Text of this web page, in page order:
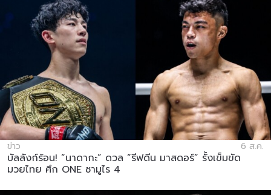
ข่าว 6 ส.ค.
บัลลังก์ร้อน! “นาดากะ” ดวล “รีฟดีน มาสดอร์” รั้งเข็มขัด
มวยไทย ศึก ONE ซามูไร 4